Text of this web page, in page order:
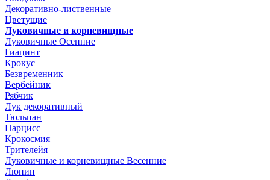
Декоративно-лиственные
Цветущие
Луковичные и корневищные
Луковичные Осенние
Гиацинт
Крокус
Безвременник
Вербейник
Рябчик
Лук декоративный
Тюльпан
Нарцисс
Крокосмия
Трителейя
Луковичные и корневищные Весенние
Люпин